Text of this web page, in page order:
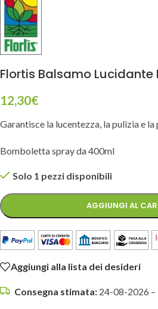
Flortis Balsamo Lucidante
12,30€
Garantisce la lucentezza, la pulizia e
Bomboletta spray da 400ml
Solo 1 pezzi disponibili
AGGIUNGI AL
Aggiungi alla lista dei desideri
Consegna stimata: 24-08-2026